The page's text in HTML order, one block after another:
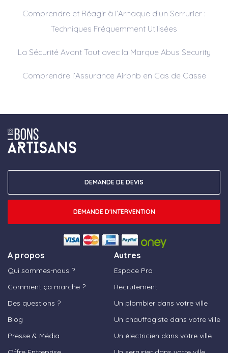
Comprendre et Réagir à l’Arnaque d’un Serrurier :
Techniques Fréquemment Utilisées
La Sécurité Avant Tout avec la Marque Abus Security
Comprendre l’Assurance Airbnb en Cas de Casse
A propos
Qui sommes-nous ?
Comment ça marche ?
Des questions ?
Blog
Presse & Média
Autres
Espace Pro
Recrutement
Un plombier dans votre ville
Un chauffagiste dans votre ville
Un électricien dans votre ville
DEMANDE DE DEVIS
DEMANDE D'INTERVENTION